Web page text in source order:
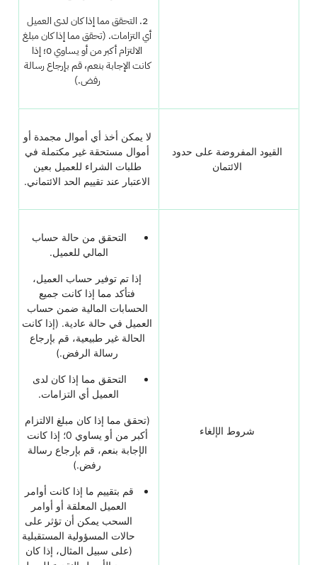
2. التحقق مما إذا كان لدى العميل
أي التزامات. (تحقق مما إذا كان مبلغ
الالتزام أكبر من أو يساوي 0؛ إذا
كانت الإجابة بنعم، قم بإرجاع رسالة
رفض.)
القيود المفروضة على حدود
الائتمان
لا يمكن أخذ أي أموال مجمدة أو
أموال مستحقة غير مكتملة في
طلبات الشراء للعميل بعين
الاعتبار عند تقييم الحد الائتماني.
شروط الإلغاء
التحقق من حالة حساب
المالي للعميل.
إذا تم توفير حساب العميل،
فتأكد مما إذا كانت جميع
الحسابات المالية ضمن حساب
العميل في حالة عادية. (إذا كانت
الحالة غير طبيعية، قم بإرجاع
رسالة الرفض.)
التحقق مما إذا كان لدى
العميل أي التزامات.
(تحقق مما إذا كان مبلغ الالتزام
أكبر من أو يساوي 0؛ إذا كانت
الإجابة بنعم، قم بإرجاع رسالة
رفض.)
قم بتقييم ما إذا كانت أوامر
العميل المعلقة أو أوامر
السحب يمكن أن تؤثر على
حالات المسؤولية المستقبلية
(على سبيل المثال، إذا كان